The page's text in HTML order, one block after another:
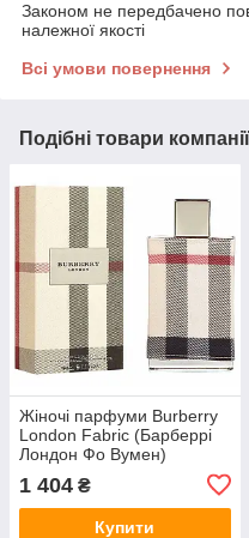
Законом не передбачено
належної якості
Всі умови повернення
Подібні товари компанії
Жіночі парфуми Burberry
London Fabric (Барберрі
Лондон Фо Вумен)
ml/мл
1 404 ₴
Купити